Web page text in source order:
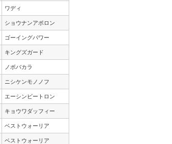
ワディ
ショウナンアポロン
ゴーイングパワー
キングズガード
ノボバカラ
ニシケンモノノフ
エーシンビートロン
キョウワダッフィー
ベストウォーリア
ベストウォーリア